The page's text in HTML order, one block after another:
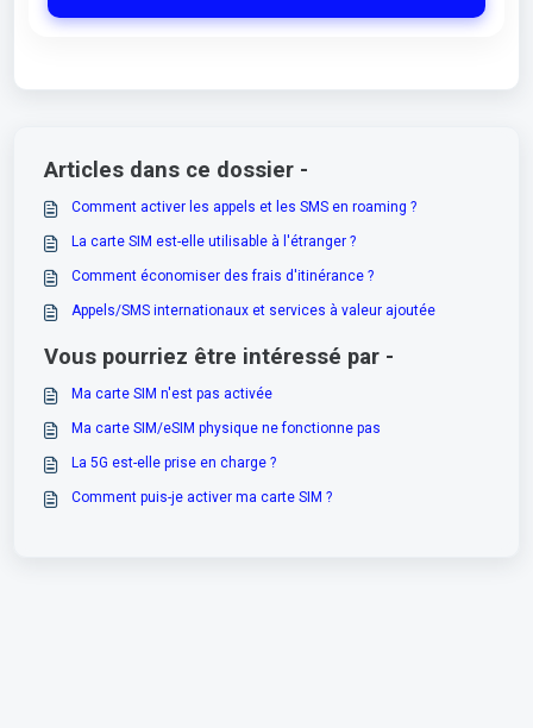
Articles dans ce dossier -
Comment activer les appels et les SMS en roaming ?
La carte SIM est-elle utilisable à l'étranger ?
Comment économiser des frais d'itinérance ?
Appels/SMS internationaux et services à valeur ajoutée
Vous pourriez être intéressé par -
Ma carte SIM n'est pas activée
Ma carte SIM/eSIM physique ne fonctionne pas
La 5G est-elle prise en charge ?
Comment puis-je activer ma carte SIM ?